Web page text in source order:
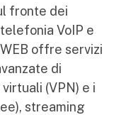
fronte dei
VoIP e
offre servizi
di
(VPN) e i
streaming